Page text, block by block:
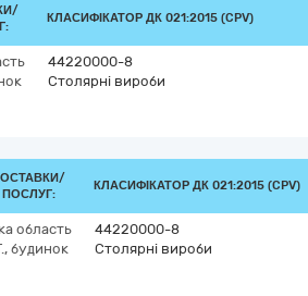
КЛАСИФІКАТОР ДК 021:2015 (CPV)
44220000-8
Столярні вироби
КЛАСИФІКАТОР ДК 021:2015 (CPV)
область
будинок
44220000-8
Столярні вироби